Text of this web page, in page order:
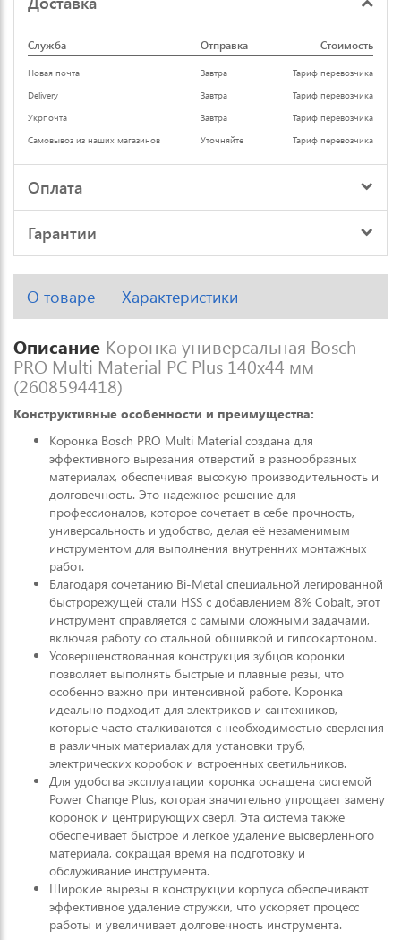
Служба Отправка Стоимость
Новая почта Завтра
Тариф перевозчика
Delivery
Завтра
Тариф перевозчика
Укрпочта
Завтра
Тариф перевозчика
Самовывоз из наших магазинов
Уточняйте Тариф перевозчика
Оплата
Гарантии
О товаре Характеристики
Описание Коронка универсальная Bosch
PRO Multi Material PC Plus 140x44 мм
(2608594418)
Конструктивные особенности и преимущества:
Коронка Bosch PRO Multi Material создана для
эффективного вырезания отверстий в разнообразных
материалах, обеспечивая высокую производительность и
долговечность. Это надежное решение для
профессионалов, которое сочетает в себе прочность,
универсальность и удобство, делая её незаменимым
инструментом для выполнения внутренних монтажных
работ.
Благодаря сочетанию Bi-Metal специальной легированной
быстрорежущей стали HSS с добавлением 8% Cobalt, этот
инструмент справляется с самыми сложными задачами,
включая работу со стальной обшивкой и гипсокартоном.
Усовершенствованная конструкция зубцов коронки
позволяет выполнять быстрые и плавные резы, что
особенно важно при интенсивной работе. Коронка
идеально подходит для электриков и сантехников,
которые часто сталкиваются с необходимостью сверления
в различных материалах для установки труб,
электрических коробок и встроенных светильников.
Для удобства эксплуатации коронка оснащена системой
Power Change Plus, которая значительно упрощает замену
коронок и центрирующих сверл. Эта система также
обеспечивает быстрое и легкое удаление высверленного
материала, сокращая время на подготовку и
обслуживание инструмента.
Широкие вырезы в конструкции корпуса обеспечивают
эффективное удаление стружки, что ускоряет процесс
работы и увеличивает долговечность инструмента.